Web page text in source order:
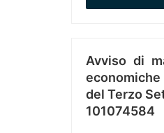
Avviso di
economiche
del Terzo
101074584